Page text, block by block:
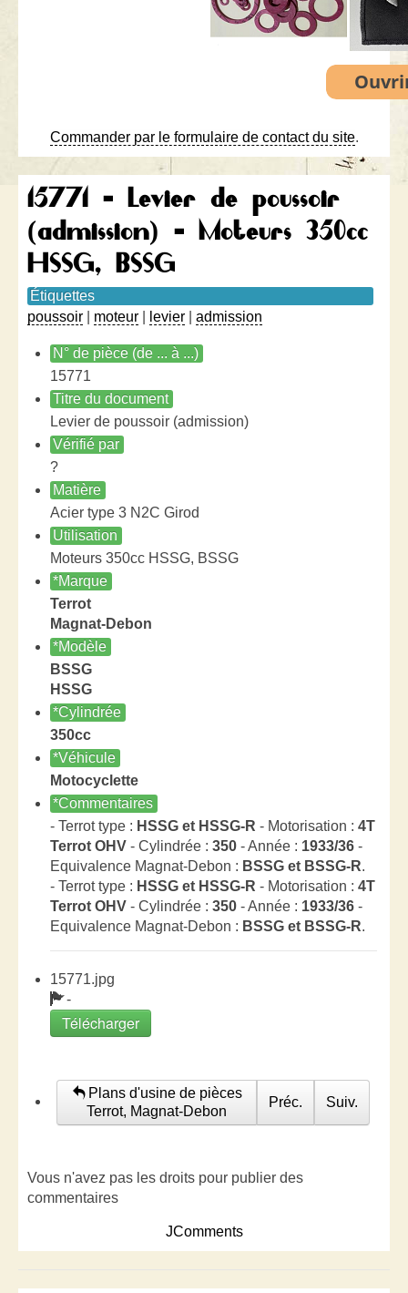
Commander par le formulaire de contact du site.
15771 - Levier de poussoir
(admission) - Moteurs 350cc
HSSG, BSSG
Étiquettes
poussoir
moteur levier admission
N° de pièce (de ... à ...)
15771
Titre du document
Levier de poussoir (admission)
Vérifié par
?
Matière
Acier type 3 N2C Girod
Utilisation
Moteurs 350cc HSSG, BSSG
*Marque
Terrot
Magnat-Debon
*Modèle
BSSG
HSSG
*Cylindrée
350cc
*Véhicule
Motocyclette
*Commentaires
- Terrot type : HSSG et HSSG-R - Motorisation : 4T
Terrot OHV - Cylindrée : 350 - Année : 1933/36 -
Equivalence Magnat-Debon : BSSG et BSSG-R.
- Terrot type : HSSG et HSSG-R - Motorisation : 4T
Terrot OHV - Cylindrée : 350 - Année : 1933/36 -
Equivalence Magnat-Debon : BSSG et BSSG-R.
15771.jpg
-
Télécharger
Plans d'usine de pièces
Terrot, Magnat-Debon
Préc. Suiv.
Vous n'avez pas les droits pour publier des
commentaires
JComments